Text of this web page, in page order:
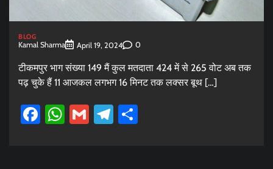
BLOG
Kamal Sharma April 19, 2024 0
टीकमपुर भाग संख्या 149 मैं कुल मतदाता 424 में से 265 वोट अब तक
पढ़ चुके हैं 11 आजकल लगभग 16 मिनट तक लक्सर बूथ […]
Facebook
WhatsApp
GmailTelegram